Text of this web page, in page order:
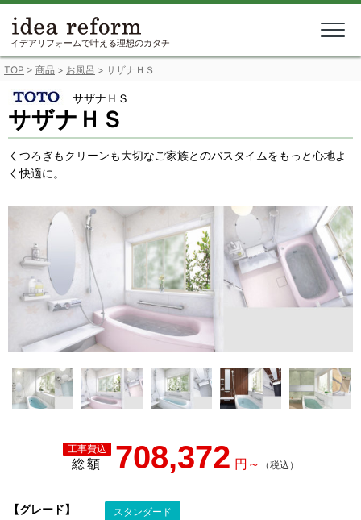
Skip
content
イデアリフォームで叶える理想のカタチ
TOP > 商品 > お風呂 > サザナＨＳ
サザナＨＳ
サザナＨＳ
くつろぎもクリーンも大切なご家族とのバスタイムをもっと心地よ
く快適に。
総額 708,372
【グレード】 スタンダード